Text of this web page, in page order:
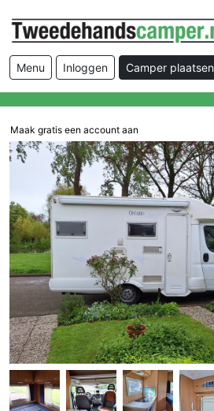
Menu Inloggen Camper plaatsen
Maak gratis een account aan